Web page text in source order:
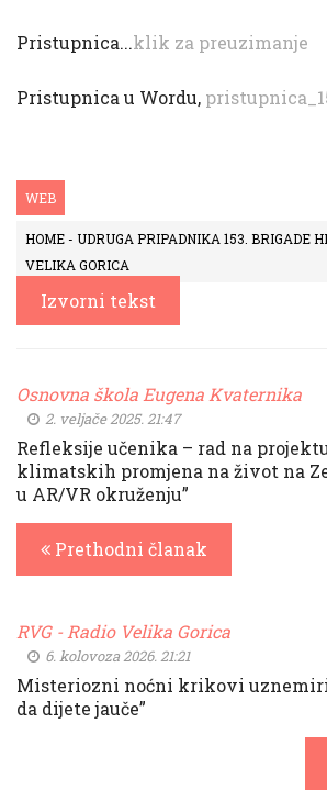
Pristupnica...klik za preuzimanje
Pristupnica u Wordu,
WEB
HOME - UDRUGA PRIPADNIKA 153. BRIGADE
VELIKA GORICA
Izvorni tekst
Osnovna škola Eugena Kvaternika
2. veljače 2025. 21:47
Refleksije učenika – rad na
klimatskih promjena na život na
u AR/VR okruženju”
Prethodni članak
RVG - Radio Velika Gorica
6. kolovoza 2026. 21:21
Misteriozni noćni krikovi
da dijete jauče”